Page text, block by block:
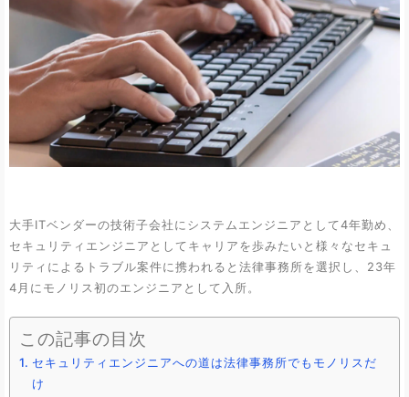
大手ITベンダーの技術子会社にシステムエンジニアとして4年勤め、
セキュリティエンジニアとしてキャリアを歩みたいと様々なセキュ
リティによるトラブル案件に携われると法律事務所を選択し、23年
4月にモノリス初のエンジニアとして入所。
この記事の目次
セキュリティエンジニアへの道は法律事務所でもモノリスだ
け